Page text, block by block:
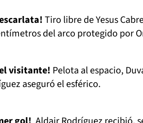
Tiro libre de Yesus
del arco protegido por
visitante! Pelota al espacio,
aseguró el esférico.